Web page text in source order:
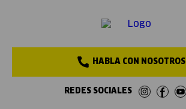
HABLA CON NOSOTROS
REDES SOCIALES